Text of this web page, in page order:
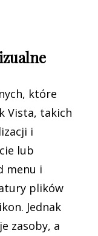
które
Vista, takich
i
lub
menu i
plików
Jednak
zasoby, a